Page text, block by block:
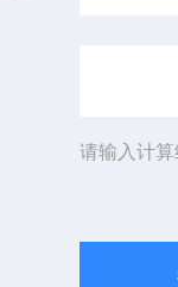
请输入计